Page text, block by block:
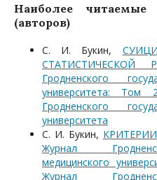
Наиболее читаемые
(авторов)
С. И. Букин,
СТАТИСТИЧЕСКОЙ
Гродненского
университета:
Гродненского
университета
С. И. Букин,
Журнал
медицинского
Журнал